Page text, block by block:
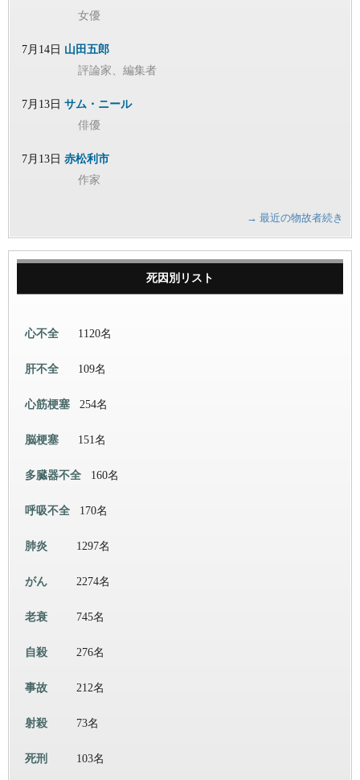
女優
7月14日 山田五郎
評論家、編集者
7月13日 サム・ニール
俳優
7月13日 赤松利市
作家
→ 最近の物故者続き
死因別リスト
心不全 1120名
肝不全 109名
心筋梗塞 254名
脳梗塞 151名
多臓器不全 160名
呼吸不全 170名
肺炎 1297名
がん 2274名
老衰 745名
自殺 276名
事故 212名
射殺 73名
死刑 103名